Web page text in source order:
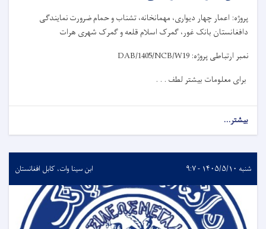
پروژه: اعمار چهار دیواری، مهمانخانه، تشناب و حمام ضرورت نمایندگی
دافغانستان بانک غور، گمرک اسلام قلعه و گمرک شهری هرات
نمبر ارتباطی پروژه: DAB/1405/NCB/W19
برای معلومات بیشتر لطف . . .
بیشتر...
شنبه ۱۴۰۵/۵/۱۰ - ۹:۷ ابن سینا وات، کابل افغانستان